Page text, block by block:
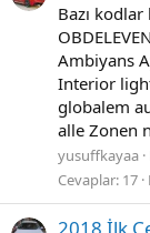
Bazı
Ambiyans
Interior
globalem
alle Zonen
yusuffkayaa
Cevaplar: 17
2018 İlk